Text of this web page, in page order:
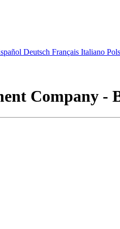
Deutsch Français Italiano
Company -